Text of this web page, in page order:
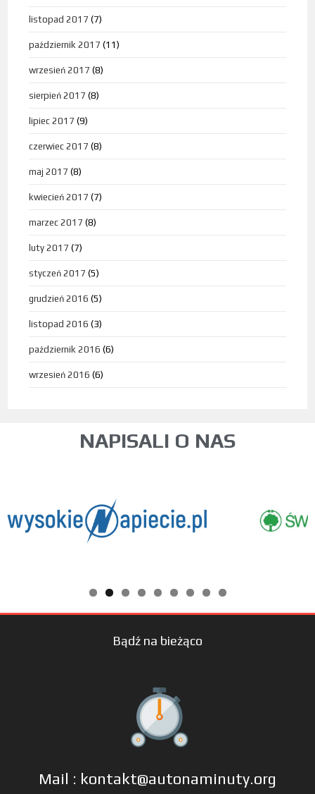
listopad 2017 (7)
październik 2017 (11)
wrzesień 2017 (8)
sierpień 2017 (8)
lipiec 2017 (9)
czerwiec 2017 (8)
maj 2017 (8)
kwiecień 2017 (7)
marzec 2017 (8)
luty 2017 (7)
styczeń 2017 (5)
grudzień 2016 (5)
listopad 2016 (3)
październik 2016 (6)
wrzesień 2016 (6)
NAPISALI O NAS
Bądź na bieżąco
Mail : kontakt@autonaminuty.org